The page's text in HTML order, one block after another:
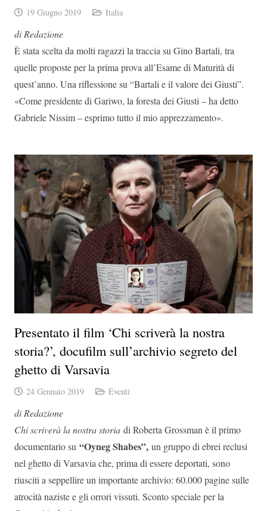
19 Giugno 2019 Italia
di Redazione
È stata scelta da molti ragazzi la traccia su Gino Bartali, tra
quelle proposte per la prima prova all’Esame di Maturità di
quest’anno. Una riflessione su “Bartali e il valore dei Giusti”.
«Come presidente di Gariwo, la foresta dei Giusti – ha detto
Gabriele Nissim – esprimo tutto il mio apprezzamento».
Presentato il film ‘Chi scriverà la nostra
storia?’, docufilm sull’archivio segreto del
ghetto di Varsavia
24 Gennaio 2019 Eventi
di Redazione
Chi scriverà la nostra storia di Roberta Grossman è il primo
documentario su “Oyneg Shabes”, un gruppo di ebrei reclusi
nel ghetto di Varsavia che, prima di essere deportati, sono
riusciti a seppellire un importante archivio: 60.000 pagine sulle
atrocità naziste e gli orrori vissuti. Sconto speciale per la